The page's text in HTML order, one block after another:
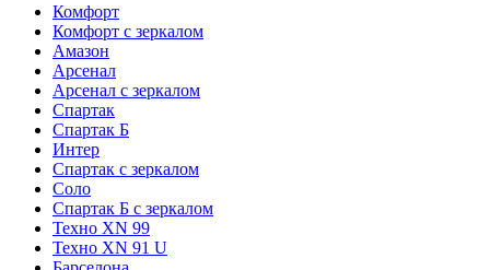
Комфорт
Комфорт с зеркалом
Амазон
Арсенал
Арсенал с зеркалом
Спартак
Спартак Б
Интер
Спартак с зеркалом
Соло
Спартак Б с зеркалом
Техно XN 99
Техно XN 91 U